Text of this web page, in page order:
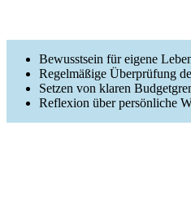
Bewusstsein für eigene
Regelmäßige Überprüfung
Setzen von klaren
Reflexion über persönliche